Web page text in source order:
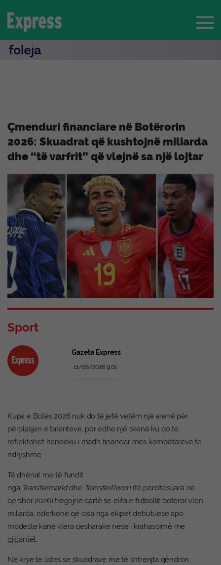
Çmenduri financiare në Botërorin
2026: Skuadrat që kushtojnë miliarda
dhe “të varfrit” që vlejnë sa një lojtar
Sport
Gazeta Express
11/06/2026 9:01
Kupa e Botës 2026 nuk do të jetë vetëm një arenë për
përplasjen e talenteve, por edhe një skenë ku do të
reflektohet hendeku i madh financiar mes kombëtareve të
ndryshme.
Të dhënat më të fundit
nga Transfermarktdhe TransferRoom (të përditësuara në
qershor 2026) tregojnë qartë se elita e futbollit botëror vlen
miliarda, ndërkohë që disa nga ekipet debutuese apo
modeste kanë vlera qesharake nëse i krahasojmë me
gjigantët.
Në krye të listës së skuadrave më të shtrenjta qëndron